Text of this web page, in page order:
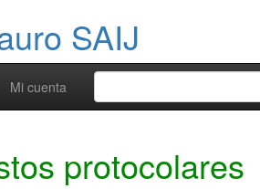
SAIJ
Mi cuenta
protocolares